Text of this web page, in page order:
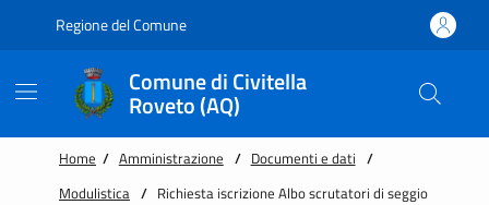
Regione del Comune
Comune di Civitella
Roveto (AQ)
Home / Amministrazione / Documenti e dati /
Modulistica / Richiesta iscrizione Albo scrutatori di seggio